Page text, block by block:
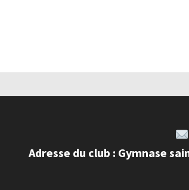
Adresse du club : Gymnase